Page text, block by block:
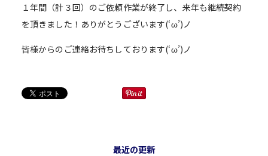
１年間（計３回）のご依頼作業が終了し、来年も継続契約
を頂きました！ありがとうございます(‘ω’)ノ
皆様からのご連絡お待ちしております(‘ω’)ノ
最近の更新